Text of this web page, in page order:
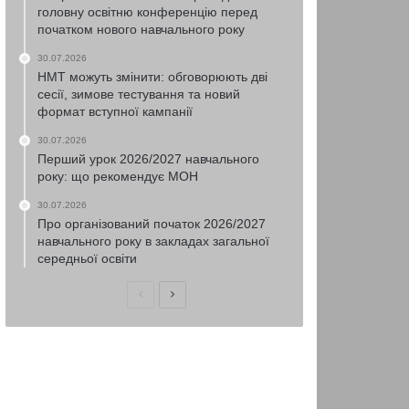
головну освітню конференцію перед
початком нового навчального року
30.07.2026
НМТ можуть змінити: обговорюють дві
сесії, зимове тестування та новий
формат вступної кампанії
30.07.2026
Перший урок 2026/2027 навчального
року: що рекомендує МОН
30.07.2026
Про організований початок 2026/2027
навчального року в закладах загальної
середньої освіти
ПопередняНаступна